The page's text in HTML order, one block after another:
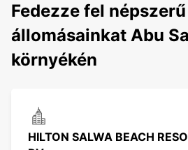
Fedezze fel népszerű
állomásainkat Abu
környékén
HILTON SALWA BEACH